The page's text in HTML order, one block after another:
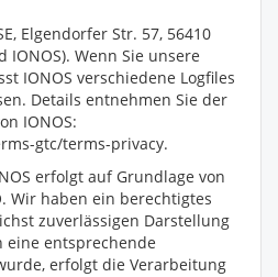
Elgendorfer Str. 57, 56410
Wenn Sie unsere
IONOS verschiedene Logfiles
Details entnehmen Sie der
IONOS:
gtc/terms-privacy.
erfolgt auf Grundlage von
Wir haben ein berechtigtes
zuverlässigen Darstellung
eine entsprechende
erfolgt die Verarbeitung